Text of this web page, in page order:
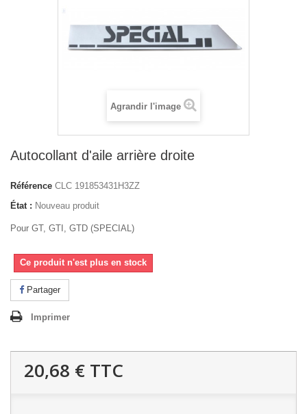
Agrandir l'image
Autocollant d'aile arrière droite
Référence CLC 191853431H3ZZ
État : Nouveau produit
Pour GT, GTI, GTD (SPECIAL)
Ce produit n'est plus en stock
Partager
Imprimer
20,68 € TTC